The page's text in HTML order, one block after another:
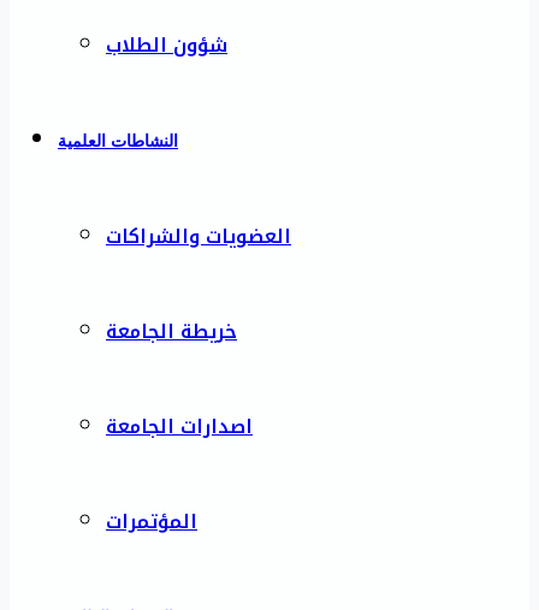
شؤون الطلاب
النشاطات العلمية
العضويات والشراكات
خريطة الجامعة
اصدارات الجامعة
المؤتمرات